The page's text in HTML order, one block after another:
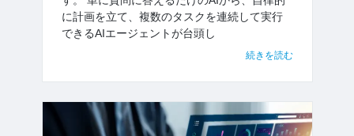
に計画を立て、複数のタスクを連続して実行
できるAIエージェントが台頭し
続きを読む